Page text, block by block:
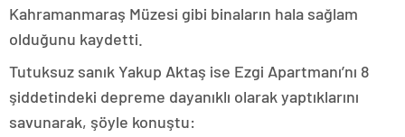
Kahramanmaraş Müzesi gibi binaların hala sağlam
olduğunu kaydetti.
Tutuksuz sanık Yakup Aktaş ise Ezgi Apartmanı’nı 8
şiddetindeki depreme dayanıklı olarak yaptıklarını
savunarak, şöyle konuştu: